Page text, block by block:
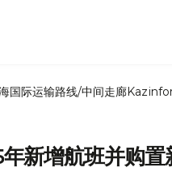
国际运输路线/中间走廊
新增航班并购置